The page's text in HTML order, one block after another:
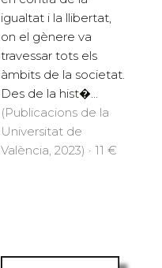
igualtat i la llibertat,
on el gènere va
travessar tots els
àmbits de la societat.
Des de la hist�...
(Publicacions de la
Universitat de
València, 2023) · 11 €